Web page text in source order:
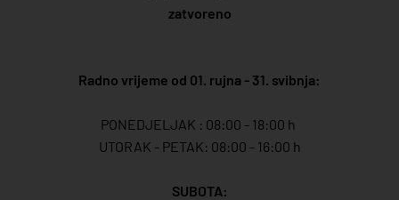
zatvoreno
Radno vrijeme od 01. rujna - 31. svibnja:
PONEDJELJAK : 08:00 - 18:00 h
UTORAK - PETAK: 08:00 - 16:00 h
SUBOTA: